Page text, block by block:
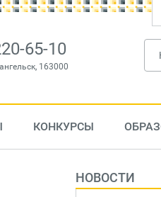
65-10
163000
КОНКУРСЫ
НОВОСТИ